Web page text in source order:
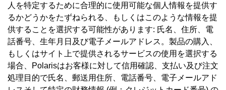
人を特定するために合理的に使用可能な個人情報を提供す
るかどうかをたずねられる、もしくはこのような情報を提
供することを選択する可能性があります: 氏名、住所、電
話番号、生年月日及び電子メールアドレス。製品の購入、
もしくはサイト上で提供されるサービスの使用を選択する
場合、Polarisはお客様に対して信用確認、支払い及び注文
処理目的で氏名、郵送用住所、電話番号、電子メールアド